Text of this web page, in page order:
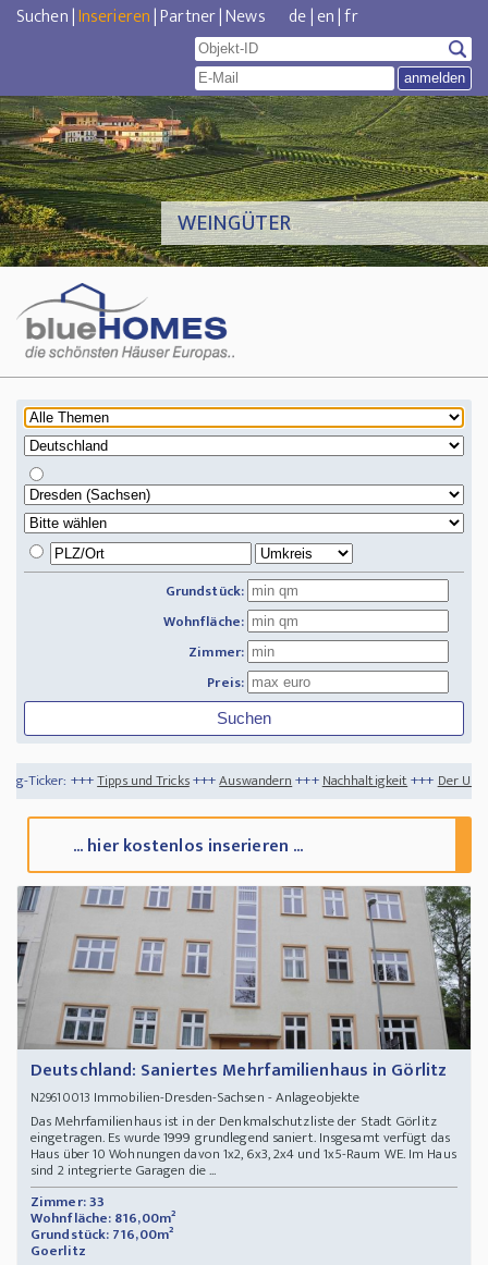
Suchen|Inserieren|Partner|News de|en|fr
WEINGÜTER
Grundstück:
Wohnfläche:
Zimmer:
Preis:
Tipps und Tricks+++Auswandern+++Nachhaltigkeit+++Der Umwelt zuliebe -
... hier kostenlos inserieren ...
Deutschland: Saniertes Mehrfamilienhaus in Görlitz
N29610013 Immobilien-Dresden-Sachsen - Anlageobjekte
Das Mehrfamilienhaus ist in der Denkmalschutzliste der Stadt Görlitz
eingetragen. Es wurde 1999 grundlegend saniert. Insgesamt verfügt das
Haus über 10 Wohnungen davon 1x2, 6x3, 2x4 und 1x5-Raum WE. Im Haus
sind 2 integrierte Garagen die ...
Zimmer: 33
Wohnfläche: 816,00m²
Grundstück: 716,00m²
Goerlitz